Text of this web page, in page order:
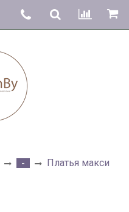
- Платья макси